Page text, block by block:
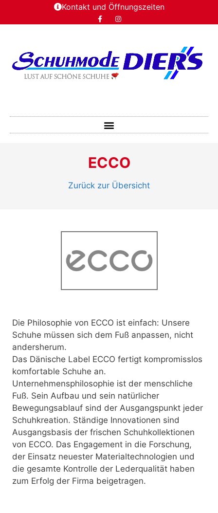
Kontakt und Öffnungszeiten
ECCO
Zurück zur Übersicht
Die Philosophie von ECCO ist einfach: Unsere
Schuhe müssen sich dem Fuß anpassen, nicht
andersherum.
Das Dänische Label ECCO fertigt kompromisslos
komfortable Schuhe an.
Unternehmensphilosophie ist der menschliche
Fuß. Sein Aufbau und sein natürlicher
Bewegungsablauf sind der Ausgangspunkt jeder
Schuhkreation. Ständige Innovationen sind
Ausgangsbasis der frischen Schuhkollektionen
von ECCO. Das Engagement in die Forschung,
der Einsatz neuester Materialtechnologien und
die gesamte Kontrolle der Lederqualität haben
zum Erfolg der Firma beigetragen.